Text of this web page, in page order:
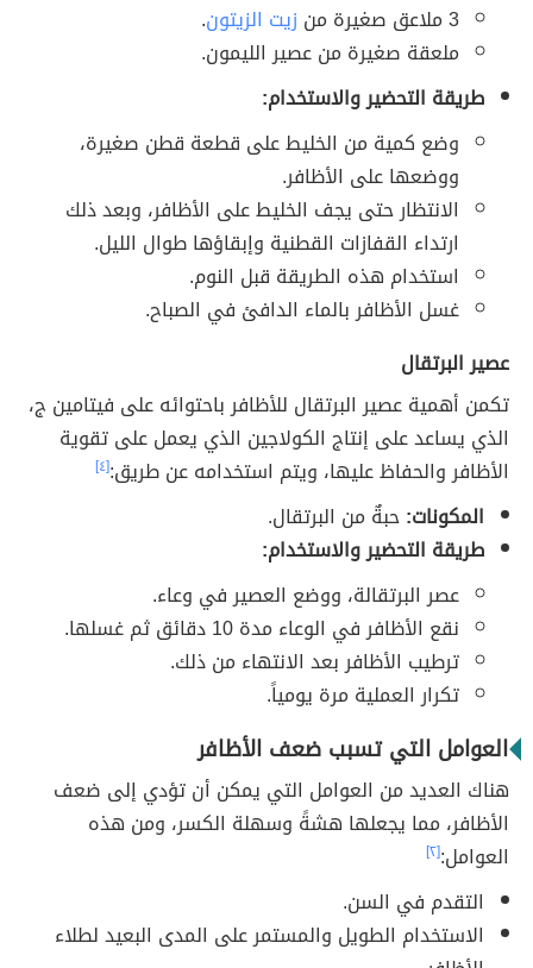
3 ملاعق صغيرة من
زيت الزيتون.
ملعقة صغيرة من عصير الليمون.
طريقة التحضير والاستخدام:
وضع كمية من الخليط على قطعة قطن صغيرة،
ووضعها على الأظافر.
الانتظار حتى يجف الخليط على الأظافر، وبعد ذلك
ارتداء القفازات القطنية وإبقاؤها طوال الليل.
استخدام هذه الطريقة قبل النوم.
غسل الأظافر بالماء الدافئ في الصباح.
عصير البرتقال
تكمن أهمية عصير البرتقال للأظافر باحتوائه على فيتامين ج،
الذي يساعد على إنتاج الكولاجين الذي يعمل على تقوية
الأظافر والحفاظ عليها، ويتم استخدامه عن طريق:[٤]
المكونات:حبةٌ من البرتقال.
طريقة التحضير والاستخدام:
عصر البرتقالة، ووضع العصير في وعاء.
نقع الأظافر في الوعاء مدة 10 دقائق ثم غسلها.
ترطيب الأظافر بعد الانتهاء من ذلك.
تكرار العملية مرة يومياً.
العوامل التي تسبب ضعف الأظافر
هناك العديد من العوامل التي يمكن أن تؤدي إلى ضعف
الأظافر، مما يجعلها هشةً وسهلة الكسر، ومن هذه
العوامل:[٢]
التقدم في السن.
الاستخدام الطويل والمستمر على المدى البعيد لطلاء